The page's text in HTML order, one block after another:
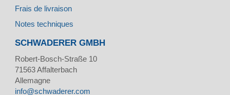
Frais de livraison
Notes techniques
SCHWADERER GMBH
Robert-Bosch-Straße 10
71563Affalterbach
Allemagne
info@schwaderer.com